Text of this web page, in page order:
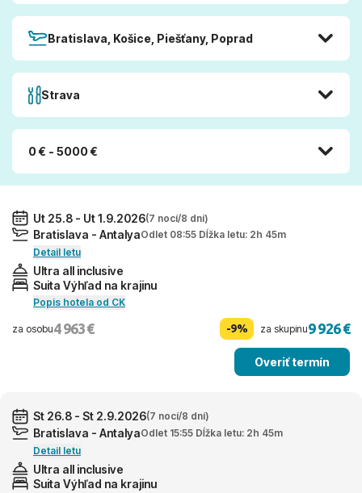
Bratislava, Košice, Piešťany, Poprad
Strava
0 € - 5000 €
Ut 25.8 - Ut 1.9.2026(7 nocí/8 dní)
Bratislava - AntalyaOdlet 08:55 Dĺžka letu: 2h 45m
Detail letu
Ultra all inclusive
Suita Výhľad na krajinu
Popis hotela od CK
za osobu4 963 € -9% za skupinu9 926 €
Overiť termín
St 26.8 - St 2.9.2026(7 nocí/8 dní)
Bratislava - AntalyaOdlet 15:55 Dĺžka letu: 2h 45m
Detail letu
Ultra all inclusive
Suita Výhľad na krajinu